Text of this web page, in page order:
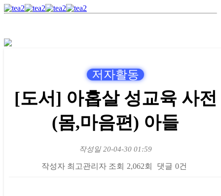
저자활동
[도서] 아홉살 성교육 사전
(몸,마음편) 아들
작성일 20-04-30 01:59
작성자 최고관리자 조회 2,062회 댓글 0건